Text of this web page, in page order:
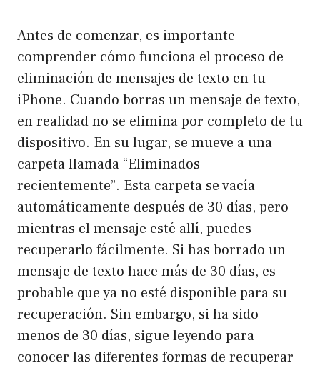
Antes de comenzar, es importante
comprender cómo funciona el proceso de
eliminación de mensajes de texto en tu
iPhone. Cuando borras un mensaje de texto,
en realidad no se elimina por completo de tu
dispositivo. En su lugar, se mueve a una
carpeta llamada “Eliminados
recientemente”. Esta carpeta se vacía
automáticamente después de 30 días, pero
mientras el mensaje esté allí, puedes
recuperarlo fácilmente. Si has borrado un
mensaje de texto hace más de 30 días, es
probable que ya no esté disponible para su
recuperación. Sin embargo, si ha sido
menos de 30 días, sigue leyendo para
conocer las diferentes formas de recuperar